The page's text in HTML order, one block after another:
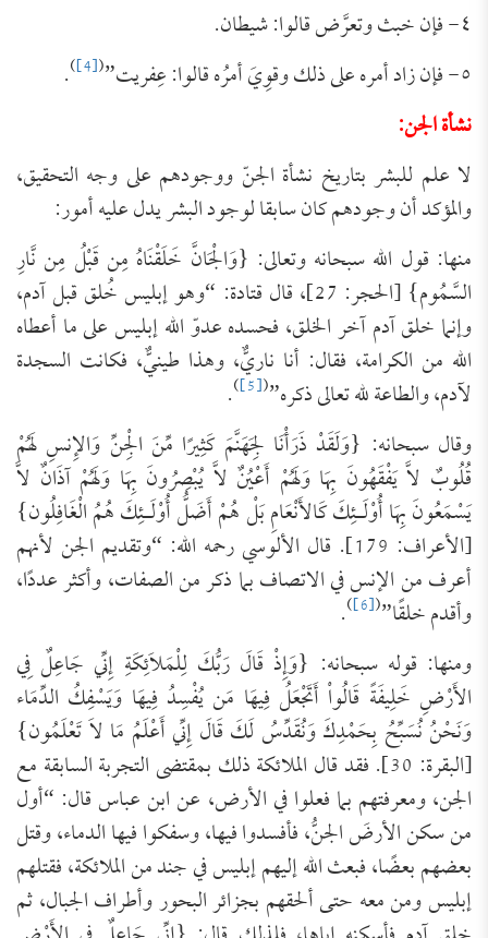
٤- فإن خبث وتعرَّض قالوا: شيطان.
٥- فإن زاد أمره على ذلك وقوِيَ أمرُه قالوا: عِفريت”
(
[4]
)
.
نشأة الجن:
لا علم للبشر بتاريخ نشأة الجنّ ووجودهم على وجه التحقيق،
والمؤكد أن وجودهم كان سابقا لوجود البشر يدل عليه أمور:
منها: قول الله سبحانه وتعالى: {وَالْجَانَّ خَلَقْنَاهُ مِن قَبْلُ مِن نَّارِ
السَّمُوم} [الحجر: 27]، قال قتادة: “وهو إبليس خُلق قبل آدم،
وإنما خلق آدم آخر الخلق، فحسده عدوّ الله إبليس على ما أعطاه
الله من الكرامة، فقال: أنا ناريٌّ، وهذا طينيٌّ، فكانت السجدة
لآدم، والطاعة لله تعالى ذكره”(
[5]
)
.
وقال سبحانه: {وَلَقَدْ ذَرَأْنَا لِجَهَنَّمَ كَثِيرًا مِّنَ الْجِنِّ وَالإِنسِ لَهُمْ
قُلُوبٌ لاَّ يَفْقَهُونَ بِهَا وَلَهُمْ أَعْيُنٌ لاَّ يُبْصِرُونَ بِهَا وَلَهُمْ آذَانٌ لاَّ
يَسْمَعُونَ بِهَا أُوْلَـئِكَ كَالأَنْعَامِ بَلْ هُمْ أَضَلُّ أُوْلَـئِكَ هُمُ الْغَافِلُون}
[الأعراف: 179]. قال الألوسي رحمه الله: “‌وتقديم ‌الجن ‌لأنهم
‌أعرف من الإنس في الاتصاف بما ذكر من الصفات، وأكثر عددًا،
وأقدم خلقًا”(
[6]
)
.
ومنها: قوله سبحانه: {وَإِذْ قَالَ رَبُّكَ لِلْمَلاَئِكَةِ إِنِّي جَاعِلٌ فِي
الأَرْضِ خَلِيفَةً قَالُواْ أَتَجْعَلُ فِيهَا مَن يُفْسِدُ فِيهَا وَيَسْفِكُ الدِّمَاء
وَنَحْنُ نُسَبِّحُ بِحَمْدِكَ وَنُقَدِّسُ لَكَ قَالَ إِنِّي أَعْلَمُ مَا لاَ تَعْلَمُون}
[البقرة: 30]. فقد قال الملائكة ذلك بمقتضى التجربة السابقة مع
الجن، ومعرفتهم بما فعلوا في الأرض، عن ابن عباس قال: “أول
من سكن الأرضَ الجنُّ، فأفسدوا فيها، وسفكوا فيها الدماء، وقتل
بعضهم بعضًا، فبعث الله إليهم إبليس في جند من الملائكة، فقتلهم
إبليس ومن معه حتى ألحقهم بجزائر البحور وأطراف الجبال، ثم